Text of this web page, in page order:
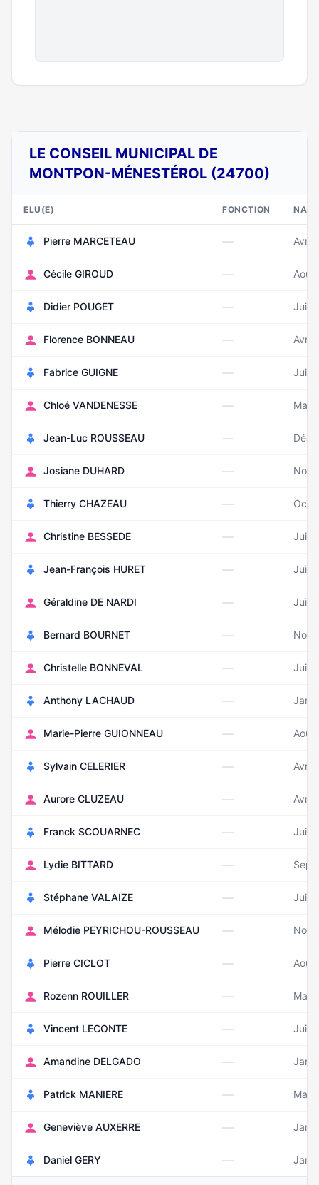
LE CONSEIL MUNICIPAL DE
MONTPON-MÉNESTÉROL (24700)
ELU(E) FONCTION
Pierre MARCETEAU — Avril
Cécile GIROUD — Août
Didier POUGET — Juin
Florence BONNEAU — Avril
Fabrice GUIGNE — Juin
Chloé VANDENESSE —
Jean-Luc ROUSSEAU —
Josiane DUHARD —
Thierry CHAZEAU —
Christine BESSEDE —
Jean-François HURET —
Géraldine DE NARDI — Juin
Bernard BOURNET —
Christelle BONNEVAL —
Anthony LACHAUD —
Marie-Pierre GUIONNEAU — Août
Sylvain CELERIER — Avril
Aurore CLUZEAU — Avril
Franck SCOUARNEC —
Lydie BITTARD —
Stéphane VALAIZE — Juin
Mélodie PEYRICHOU-ROUSSEAU —
Pierre CICLOT — Août
Rozenn ROUILLER —
Vincent LECONTE — Juin
Amandine DELGADO —
Patrick MANIERE —
Geneviève AUXERRE —
Daniel GERY —